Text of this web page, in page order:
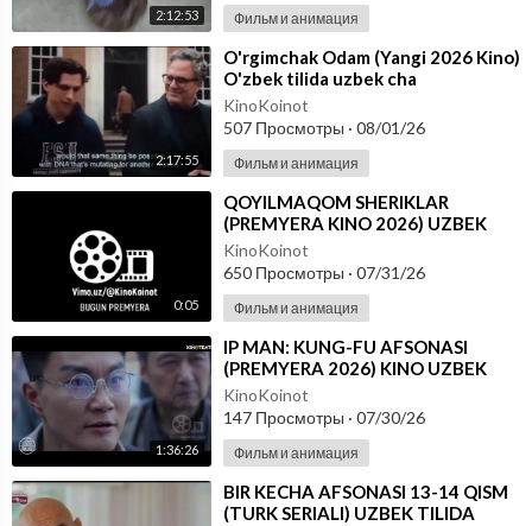
2:12:53 Фильм и анимация
2:17:55
⁣O'rgimchak Odam (Yangi 2026 Kino)
O'zbek tilida uzbek cha
KinoKoinot
507 Просмотры · 08/01/26
Фильм и анимация
0:05
⁣QOYILMAQOM SHERIKLAR
(PREMYERA KINO 2026) UZBEK
TILIDA
KinoKoinot
650 Просмотры · 07/31/26
Фильм и анимация
1:36:26
⁣IP MAN: KUNG-FU AFSONASI
(PREMYERA 2026) KINO UZBEK
TILIDA - SKACHAT
KinoKoinot
147 Просмотры · 07/30/26
Фильм и анимация
⁣BIR KECHA AFSONASI 13-14 QISM
(TURK SERIALI) UZBEK TILIDA